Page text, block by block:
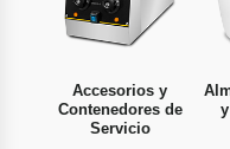
Accesorios y
Contenedores de
Servicio